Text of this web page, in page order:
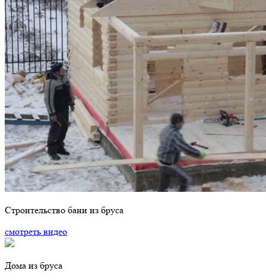
Строительство бани из бруса
смотреть видео
Дома из бруса